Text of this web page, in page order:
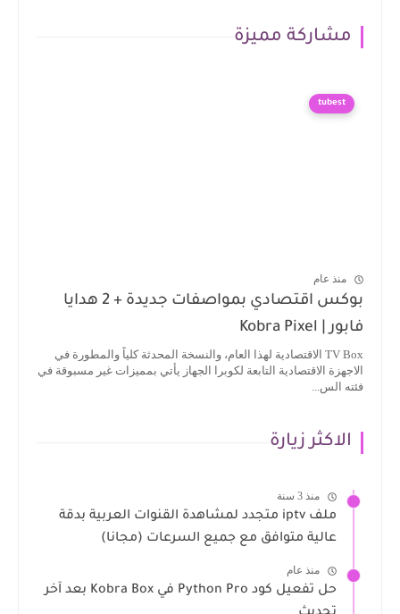
مشاركة مميزة
tubest
منذ عام
بوكس اقتصادي بمواصفات جديدة + 2 هدايا
فابور | Kobra Pixel
TV Box الاقتصادية لهذا العام، والنسخة المحدثة كلياً والمطورة في
الاجهزة الاقتصادية التابعة لكوبرا الجهاز يأتي بمميزات غير مسبوقة في
فئته الس...
الاكثر زيارة
منذ 3 سنة
ملف iptv متجدد لمشاهدة القنوات العربية بدقة
عالية متوافق مع جميع السرعات (مجانا)
منذ عام
حل تفعيل كود Python Pro في Kobra Box بعد آخر